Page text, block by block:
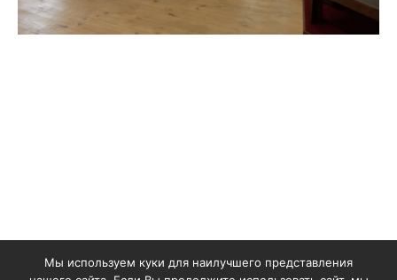
©2006-2025, ООО «УРИМП»
Мы используем куки для наилучшего представления